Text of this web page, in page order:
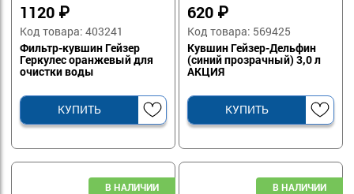
1120 ₽
Код товара: 403241
Фильтр-кувшин Гейзер
Геркулес оранжевый для
очистки воды
КУПИТЬ
620 ₽
Код товара: 569425
Кувшин Гейзер-Дельфин
(синий прозрачный) 3,0 л
АКЦИЯ
КУПИТЬ